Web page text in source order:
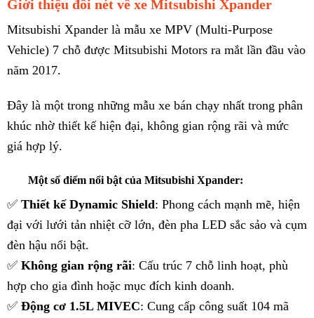
Giới thiệu đôi nét về xe Mitsubishi Xpander
Mitsubishi Xpander là mẫu xe MPV (Multi-Purpose
Vehicle) 7 chỗ được Mitsubishi Motors ra mắt lần đầu vào
năm 2017.
Đây là một trong những mẫu xe bán chạy nhất trong phân
khúc nhờ thiết kế hiện đại, không gian rộng rãi và mức
giá hợp lý.
Một số điểm nổi bật của Mitsubishi Xpander:
✅ Thiết kế Dynamic Shield: Phong cách mạnh mẽ, hiện
đại với lưới tản nhiệt cỡ lớn, đèn pha LED sắc sảo và cụm
đèn hậu nổi bật.
✅ Không gian rộng rãi: Cấu trúc 7 chỗ linh hoạt, phù
hợp cho gia đình hoặc mục đích kinh doanh.
✅ Động cơ 1.5L MIVEC: Cung cấp công suất 104 mã